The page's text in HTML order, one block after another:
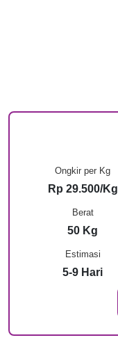
Ongkir per Kg
Rp 29.500/Kg
Berat
50 Kg
Estimasi
5-9 Hari